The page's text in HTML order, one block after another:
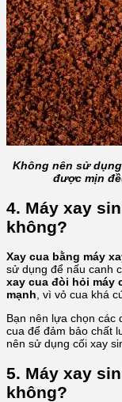
Không nên sử
được mịn
4. Máy xay
không?
Xay cua bằng máy
sử dụng để nấu canh
xay cua đòi hỏi máy
mạnh , vì vỏ cua khá
Bạn nên lựa chọn các
cua để đảm bảo chất
nên sử dụng cối xay
5. Máy xay
không?